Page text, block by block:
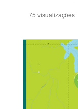
75 visualizações